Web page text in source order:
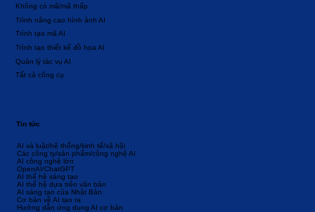
Tất cả công cụ
Quản lý tác vụ AI
Trình tạo thiết kế đồ họa AI
Không có mã/mã thấp
Trình tạo mã AI
Trình nâng cao hình ảnh AI
AI và luật/hệ thống/kinh tế/xã hội
Các công ty/sản phẩm/công nghệ AI
AI công nghệ lớn
OpenAI/ChatGPT
AI thế hệ sáng tạo
AI thế hệ dựa trên văn bản
AI sáng tạo của Nhật Bản
Cơ bản về AI tạo ra
Hướng dẫn ứng dụng AI cơ bản
Tin tức